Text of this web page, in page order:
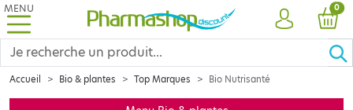
MENU
COMPTE
0
Accueil Bio & plantes Top Marques Bio Nutrisanté